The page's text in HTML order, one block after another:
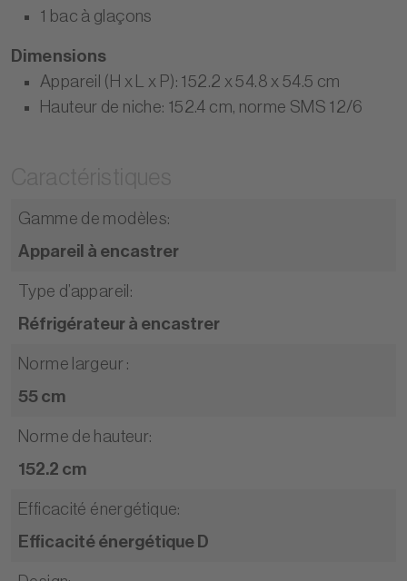
1 bac à glaçons
Dimensions
Appareil (H x L x P): 152.2 x 54.8 x 54.5 cm
Hauteur de niche: 152.4 cm, norme SMS 12/6
Gamme de modèles:
Appareil à encastrer
Type d’appareil :
Réfrigérateur à encastrer
Norme largeur :
55 cm
Norme de hauteur:
152.2 cm
Efficacité énergétique:
Efficacité énergétique D